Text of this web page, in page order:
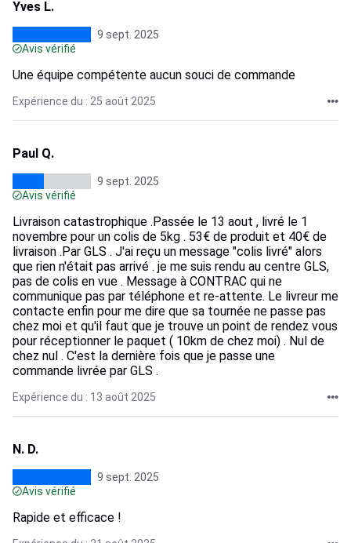
Yves L.
9 sept. 2025
Avis vérifié
Une équipe compétente aucun souci de commande
Expérience du : 25 août 2025
Paul Q.
9 sept. 2025
Avis vérifié
Livraison catastrophique .Passée le 13 aout , livré le 1
novembre pour un colis de 5kg . 53€ de produit et 40€ de
livraison .Par GLS . J'ai reçu un message "colis livré" alors
que rien n'était pas arrivé . je me suis rendu au centre GLS,
pas de colis en vue . Message à CONTRAC qui ne
communique pas par téléphone et re-attente. Le livreur me
contacte enfin pour me dire que sa tournée ne passe pas
chez moi et qu'il faut que je trouve un point de rendez vous
pour réceptionner le paquet ( 10km de chez moi) . Nul de
chez nul . C'est la dernière fois que je passe une
commande livrée par GLS .
Expérience du : 13 août 2025
N. D.
9 sept. 2025
Avis vérifié
Rapide et efficace !